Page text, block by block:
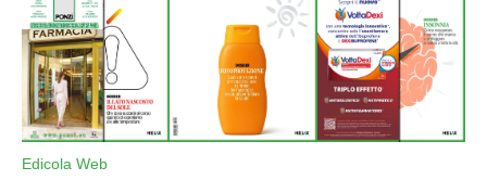
Edicola Web